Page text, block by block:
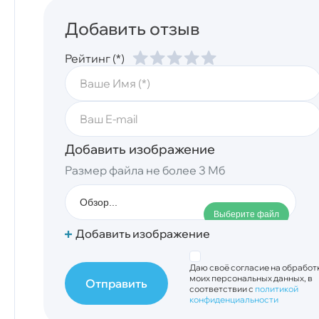
Добавить отзыв
Рейтинг (*)
Добавить изображение
Размер файла не более 3 Мб
Обзор...
Выберите файл
Добавить изображение
Даю своё согласие на
моих персональных данных, в
соответствии с политикой
конфиденциальности